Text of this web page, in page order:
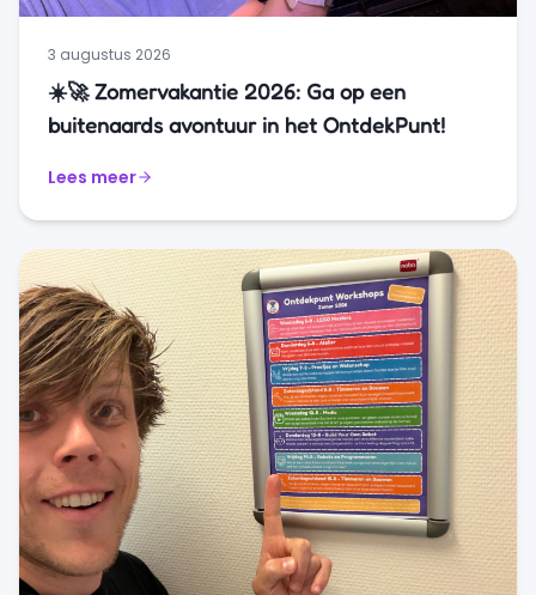
3 augustus 2026
☀️🚀 Zomervakantie 2026: Ga op een
buitenaards avontuur in het OntdekPunt!
Lees meer